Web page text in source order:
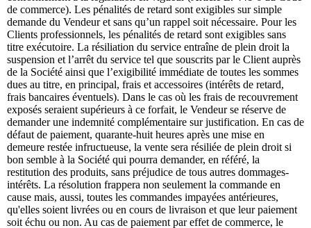
de commerce). Les pénalités de retard sont exigibles sur simple
demande du Vendeur et sans qu’un rappel soit nécessaire. Pour les
Clients professionnels, les pénalités de retard sont exigibles sans
titre exécutoire. La résiliation du service entraîne de plein droit la
suspension et l’arrêt du service tel que souscrits par le Client auprès
de la Société ainsi que l’exigibilité immédiate de toutes les sommes
dues au titre, en principal, frais et accessoires (intérêts de retard,
frais bancaires éventuels). Dans le cas où les frais de recouvrement
exposés seraient supérieurs à ce forfait, le Vendeur se réserve de
demander une indemnité complémentaire sur justification. En cas de
défaut de paiement, quarante-huit heures après une mise en
demeure restée infructueuse, la vente sera résiliée de plein droit si
bon semble à la Société qui pourra demander, en référé, la
restitution des produits, sans préjudice de tous autres dommages-
intérêts. La résolution frappera non seulement la commande en
cause mais, aussi, toutes les commandes impayées antérieures,
qu'elles soient livrées ou en cours de livraison et que leur paiement
soit échu ou non. Au cas de paiement par effet de commerce, le